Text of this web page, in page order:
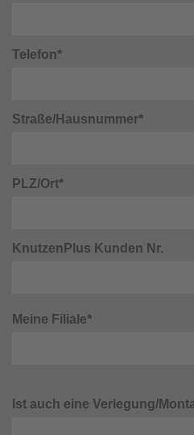
Telefon*
Straße/Hausnummer*
PLZ/Ort*
KnutzenPlus Kunden Nr.
Meine Filiale*
Ist auch eine Verlegung/